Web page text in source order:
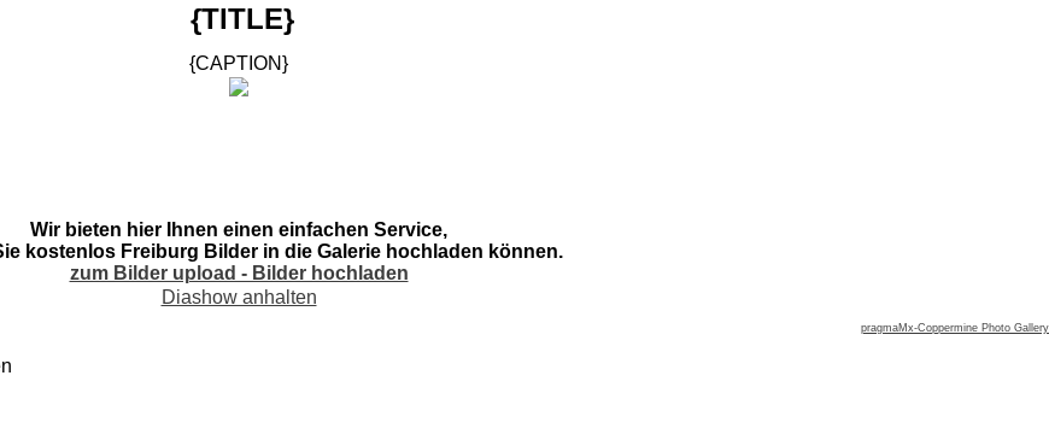
{TITLE}
{CAPTION}
Wir bieten hier Ihnen einen einfachen Service,
kostenlos Freiburg Bilder in die Galerie hochladen können.
zum Bilder upload - Bilder hochladen
Diashow anhalten
pragmaMx-Coppermine Photo Gallery